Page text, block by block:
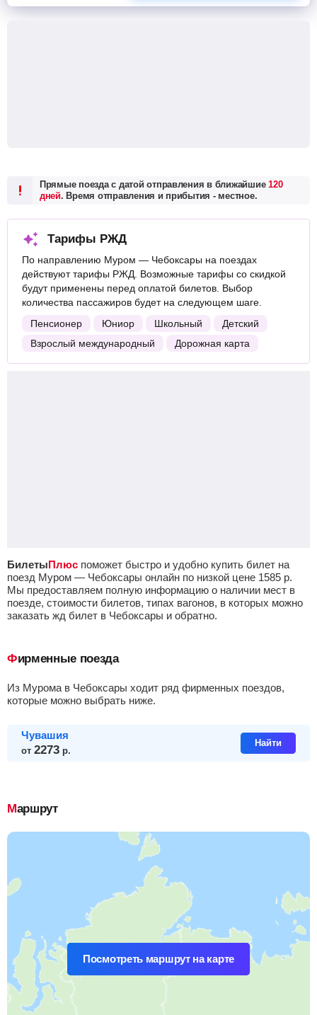
Прямые поезда с датой отправления в ближайшие120
дней. Время отправления и прибытия - местное.
Тарифы РЖД
По направлению Муром — Чебоксары на поездах
действуют тарифы РЖД. Возможные тарифы со скидкой
будут применены перед оплатой билетов. Выбор
количества пассажиров будет на следующем шаге.
Пенсионер
Юниор Школьный
Детский
Взрослый международный
Дорожная карта
БилетыПлюс поможет быстро и удобно купить билет на
поезд Муром — Чебоксары онлайн по низкой цене 1585 р.
Мы предоставляем полную информацию о наличии мест в
поезде, стоимости билетов, типах вагонов, в которых можно
заказать жд билет в Чебоксары и обратно.
Фирменные поезда
из Мурома в Чебоксары ходит ряд фирменных поездов,
которые можно выбрать ниже.
Чувашия
от 2273 р.
Найти
Маршрут
Посмотреть маршрут на карте